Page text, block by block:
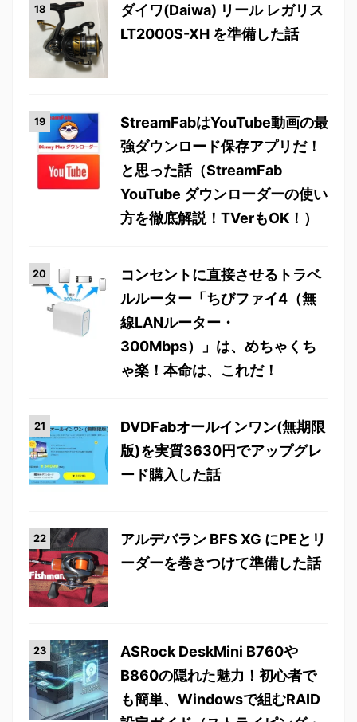
ダイワ(Daiwa) リール レガリス
LT2000S-XH を準備した話
StreamFabはYouTube動画の最
強ダウンロード保存アプリだ！
と思った話（StreamFab
YouTube ダウンローダーの使い
方を徹底解説！TVerもOK！）
コンセントに直接させるトラベ
ルルーター「ちびファイ4（無
線LANルーター・
300Mbps）」は、めちゃくち
ゃ楽！本命は、これだ！
DVDFabオールインワン(無期限
版)を実質3630円でアップグレ
ード購入した話
アルデバラン BFS XG にPEとリ
ーダーを巻きつけて準備した話
ASRock DeskMini B760や
B860の隠れた魅力！初心者で
も簡単、Windowsで組むRAID